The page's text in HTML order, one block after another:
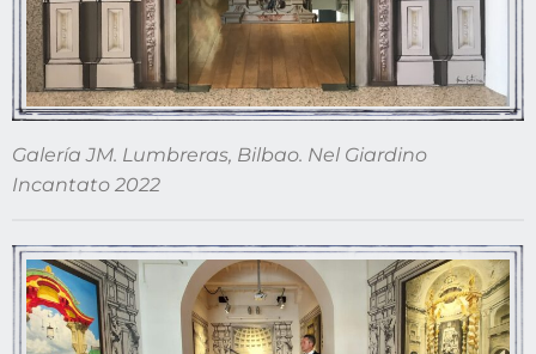
Galería JM. Lumbreras, Bilbao. Nel Giardino
Incantato 2022